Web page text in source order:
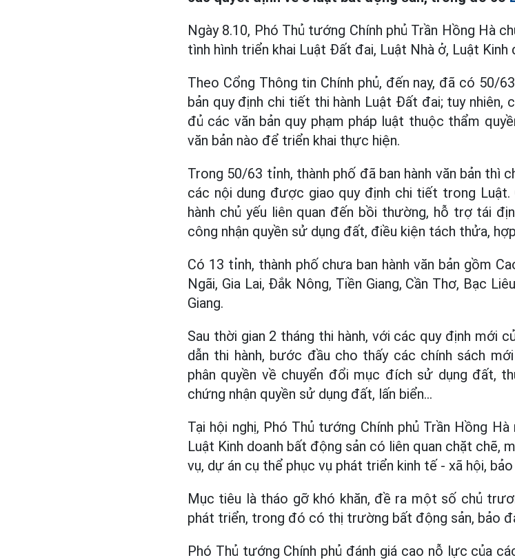
Ngày 8.10, Phó Thủ tướng Chính phủ Trần Hồng Hà
tình hình triển khai Luật Đất đai, Luật Nhà ở, Luật Kinh
Theo Cổng Thông tin Chính phủ, đến nay, đã có 50/
bản quy định chi tiết thi hành Luật Đất đai; tuy nhiên,
đủ các văn bản quy phạm pháp luật thuộc thẩm
văn bản nào để triển khai thực hiện.
Trong 50/63 tỉnh, thành phố đã ban hành văn bản thì
các nội dung được giao quy định chi tiết trong Luật.
hành chủ yếu liên quan đến bồi thường, hỗ trợ tái
công nhận quyền sử dụng đất, điều kiện tách thửa,
Có 13 tỉnh, thành phố chưa ban hành văn bản gồm
Ngãi, Gia Lai, Đắk Nông, Tiền Giang, Cần Thơ, Bạc
Giang.
Sau thời gian 2 tháng thi hành, với các quy định mới
dẫn thi hành, bước đầu cho thấy các chính sách
phân quyền về chuyển đổi mục đích sử dụng đất,
chứng nhận quyền sử dụng đất, lấn biển…
Tại hội nghị, Phó Thủ tướng Chính phủ Trần Hồng
Luật Kinh doanh bất động sản có liên quan chặt chẽ,
vụ, dự án cụ thể phục vụ phát triển kinh tế - xã hội,
Mục tiêu là tháo gỡ khó khăn, đề ra một số chủ
phát triển, trong đó có thị trường bất động sản, bảo
Phó Thủ tướng Chính phủ đánh giá cao nỗ lực của